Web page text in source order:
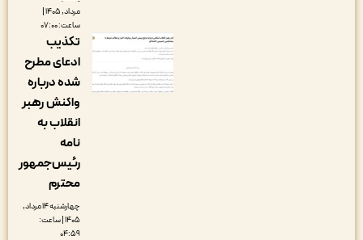
مرداد, ۱۴۰۵ |
تکذیب
ادعای مطرح
شده درباره
واکنش رهبر
انقلاب به
رئیس‌جمهور
چهارشنبه ۱۴ مرداد,
۱۴۰۵ | ساعت: